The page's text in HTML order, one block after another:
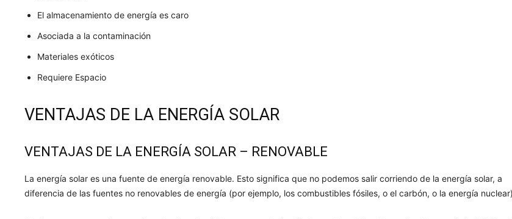
El almacenamiento de energía es caro
Asociada a la contaminación
Materiales exóticos
Requiere Espacio
VENTAJAS DE LA ENERGÍA SOLAR
VENTAJAS DE LA ENERGÍA SOLAR – RENOVABLE
La energía solar es una fuente de energía renovable. Esto significa que no podemos salir corriendo de la energía solar, a
diferencia de las fuentes no renovables de energía (por ejemplo, los combustibles fósiles, o el carbón, o la energía